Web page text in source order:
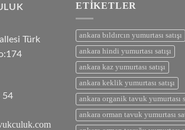
Türk
54
ETIKETLER
ankara bıldırcın yumurtası satışı
ankara hindi yumurtası satışı
ankara kaz yumurtası satışı
ankara keklik yumurtası satışı
ankara organik tavuk yumurtası
ankara orman tavuk yumurtası